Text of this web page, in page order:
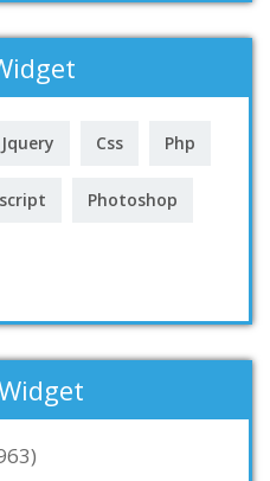
Jquery Css Php
Photoshop